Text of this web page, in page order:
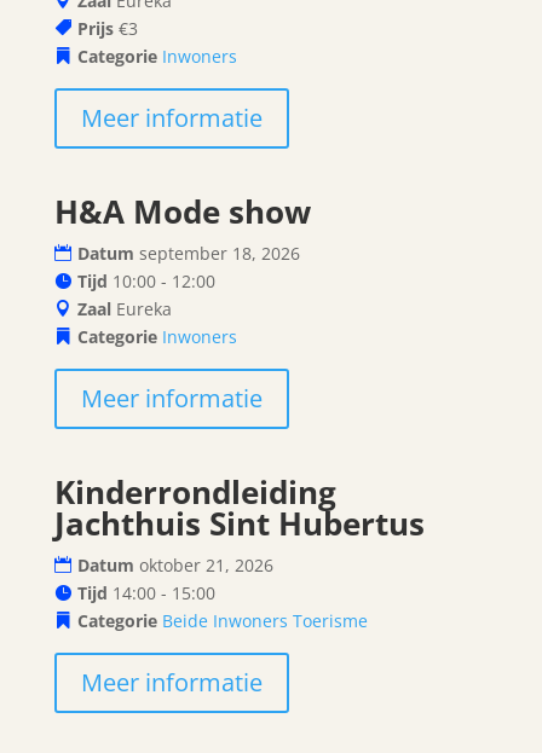
Prijs €3
Categorie Inwoners
Meer informatie
18
september
H&A Mode show
Datum september 18, 2026
Tijd 10:00 - 12:00
Zaal Eureka
Categorie Inwoners
Meer informatie
21
oktober
Kinderrondleiding
Jachthuis Sint Hubertus
Datum oktober 21, 2026
Tijd 14:00 - 15:00
Categorie Beide Inwoners Toerisme
Meer informatie